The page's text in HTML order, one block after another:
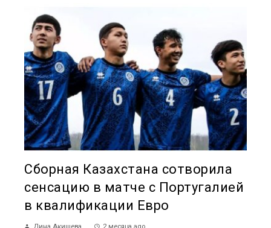
Сборная Казахстана сотворила
сенсацию в матче с Португалией
в квалификации Евро
Дина Акишева 2 месяца ago